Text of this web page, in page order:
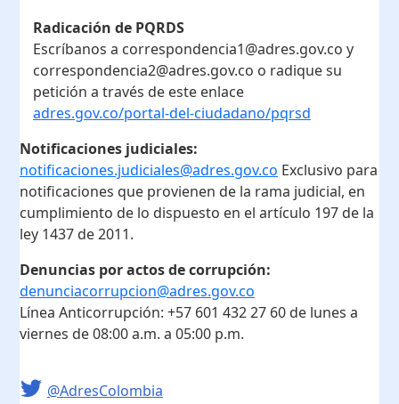
Radicación de PQRDS
Escríbanos a correspondencia1@adres.gov.co y
correspondencia2@adres.gov.co o radique su
petición a través de este enlace
adres.gov.co/portal-del-ciudadano/pqrsd
Notificaciones judiciales:
notificaciones.judiciales@adres.gov.co Exclusivo para
notificaciones que provienen de la rama judicial, en
cumplimiento de lo dispuesto en el artículo 197 de la
ley 1437 de 2011.
Denuncias por actos de corrupción:
denunciacorrupcion@adres.gov.co
Línea Anticorrupción: +57 601 432 27 60 de lunes a
viernes de 08:00 a.m. a 05:00 p.m.
@AdresColombia